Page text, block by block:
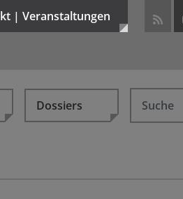
| Veranstaltungen
Dossiers